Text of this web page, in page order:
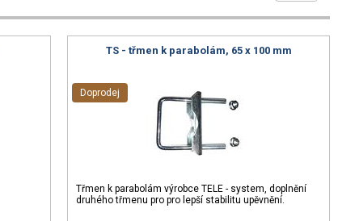
TS - třmen k parabolám, 65 x 100 mm
Třmen k parabolám výrobce TELE - system, doplnění
druhého třmenu pro pro lepší stabilitu upěvnění.
Doprodej